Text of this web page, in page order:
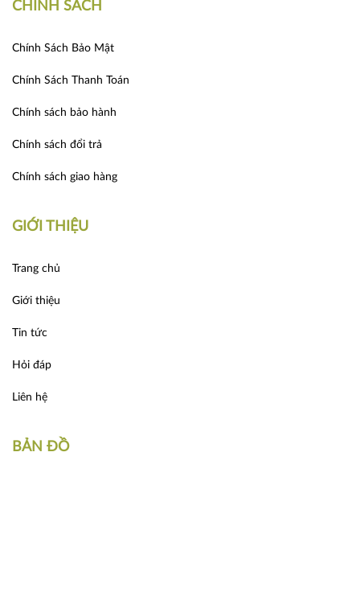
CHÍNH SÁCH
Chính Sách Bảo Mật
Chính Sách Thanh Toán
Chính sách bảo hành
Chính sách đổi trả
Chính sách giao hàng
GIỚI THIỆU
Trang chủ
Giới thiệu
Tin tức
Hỏi đáp
Liên hệ
BẢN ĐỒ